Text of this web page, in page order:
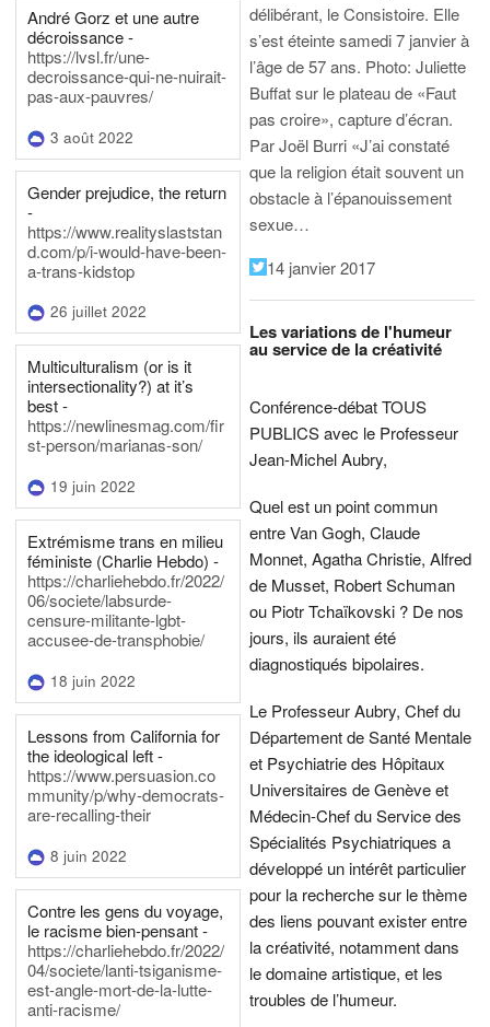
André Gorz et une autre
décroissance -
https://lvsl.fr/une-
decroissance-qui-ne-nuirait-
pas-aux-pauvres/
3 août 2022
Gender prejudice, the return
-
https://www.realityslaststan
d.com/p/i-would-have-been-
a-trans-kidstop
26 juillet 2022
Multiculturalism (or is it
intersectionality?) at it’s
best -
https://newlinesmag.com/fir
st-person/marianas-son/
19 juin 2022
Extrémisme trans en milieu
féministe (Charlie Hebdo) -
https://charliehebdo.fr/2022/
06/societe/labsurde-
censure-militante-lgbt-
accusee-de-transphobie/
18 juin 2022
Lessons from California for
the ideological left -
https://www.persuasion.co
mmunity/p/why-democrats-
are-recalling-their
8 juin 2022
Contre les gens du voyage,
le racisme bien-pensant -
https://charliehebdo.fr/2022/
04/societe/lanti-tsiganisme-
est-angle-mort-de-la-lutte-
anti-racisme/
délibérant, le Consistoire. Elle
s’est éteinte samedi 7 janvier à
l’âge de 57 ans. Photo: Juliette
Buffat sur le plateau de «Faut
pas croire», capture d’écran.
Par Joël Burri «J’ai constaté
que la religion était souvent un
obstacle à l’épanouissement
sexue…
14 janvier 2017
Les variations de l'humeur
au service de la créativité
Conférence-débat TOUS
PUBLICS avec le Professeur
Jean-Michel Aubry,
Quel est un point commun
entre Van Gogh, Claude
Monnet, Agatha Christie, Alfred
de Musset, Robert Schuman
ou Piotr Tchaïkovski ? De nos
jours, ils auraient été
diagnostiqués bipolaires.
Le Professeur Aubry, Chef du
Département de Santé Mentale
et Psychiatrie des Hôpitaux
Universitaires de Genève et
Médecin-Chef du Service des
Spécialités Psychiatriques a
développé un intérêt particulier
pour la recherche sur le thème
des liens pouvant exister entre
la créativité, notamment dans
le domaine artistique, et les
troubles de l’humeur.